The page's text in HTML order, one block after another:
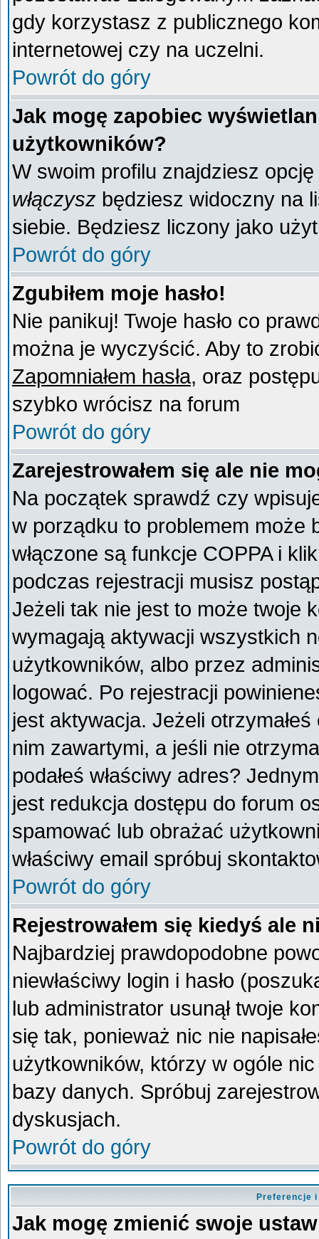
gdy korzystasz z publicznego
internetowej czy na uczelni.
Powrót do góry
Jak mogę zapobiec
użytkowników?
W swoim profilu znajdziesz opcję
włączysz będziesz widoczny na
siebie. Będziesz liczony jako
Powrót do góry
Zgubiłem moje hasło!
Nie panikuj! Twoje hasło co
można je wyczyścić. Aby to
Zapomniałem hasła, oraz
szybko wrócisz na forum
Powrót do góry
Zarejestrowałem się ale nie
Na początek sprawdź czy
w porządku to problemem może
włączone są funkcje COPPA i
podczas rejestracji musisz
Jeżeli tak nie jest to może twoje
wymagają aktywacji wszystkich
użytkowników, albo przez
logować. Po rejestracji
jest aktywacja. Jeżeli
nim zawartymi, a jeśli nie
podałeś właściwy adres?
jest redukcja dostępu do forum
spamować lub obrażać
właściwy email spróbuj
Powrót do góry
Rejestrowałem się kiedyś ale
Najbardziej prawdopodobne
niewłaściwy login i hasło
lub administrator usunął twoje
się tak, ponieważ nic nie
użytkowników, którzy w ogóle
bazy danych. Spróbuj
dyskusjach.
Powrót do góry
Preferencje
Jak mogę zmienić swoje